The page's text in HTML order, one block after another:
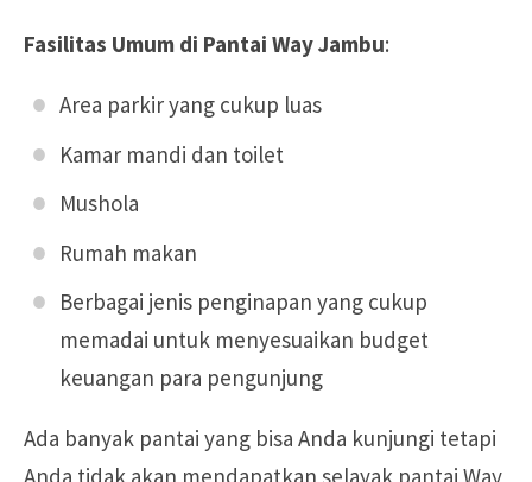
Fasilitas Umum di Pantai Way Jambu:
Area parkir yang cukup luas
Kamar mandi dan toilet
Mushola
Rumah makan
Berbagai jenis penginapan yang cukup
memadai untuk menyesuaikan budget
keuangan para pengunjung
Ada banyak pantai yang bisa Anda kunjungi tetapi